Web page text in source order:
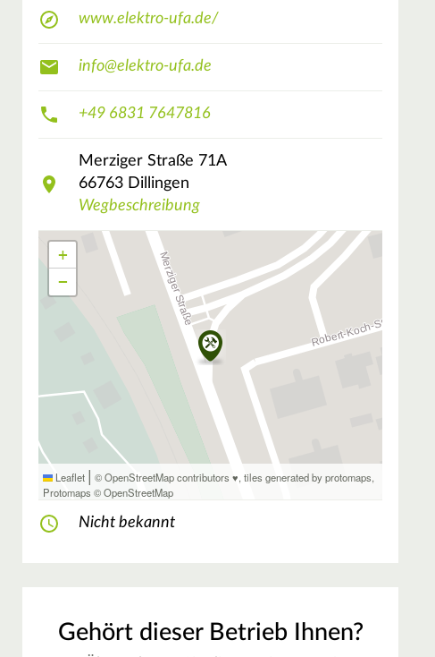
www.elektro-ufa.de/
info@elektro-ufa.de
+49 6831 7647816
Merziger Straße 71A
66763 Dillingen
Wegbeschreibung
+
−
Leaflet | © OpenStreetMap contributors ♥,tiles generated by protomaps,
Protomaps ©OpenStreetMap
Nicht bekannt
Gehört dieser Betrieb Ihnen?